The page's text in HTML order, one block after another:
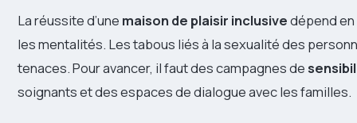
La réussite d’une maison de plaisir inclusivedépend
les mentalités. Les tabous liés à la sexualité des
tenaces. Pour avancer, il faut des campagnes de
soignants et des espaces de dialogue avec les familles.